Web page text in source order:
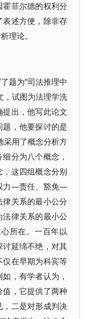
菲尔德的权利分
述方便，除非存
理论。
题为“司法推理中
，试图为法理学洗
出，他写此论文
，他要探讨的是
用了概念分析方
分为八个概念，
这四组概念分别
力—责任、豁免—
关系的最小公分
律关系的最小公
所在。一百年以
延绵不绝，对其
在早期为科宾等
，有学者认为，
，它提供了两种
二是对形成判决